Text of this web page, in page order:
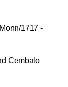
1717 -
Cembalo